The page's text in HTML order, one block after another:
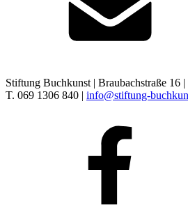
Stiftung Buchkunst | Braubachstraße 16
T. 069 1306 840 | info@stiftung-